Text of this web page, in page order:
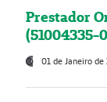
Prestador
(51004335-
01 de Janeiro de